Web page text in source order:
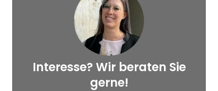
© Nußbaumer
Interesse? Wir beraten Sie
gerne!